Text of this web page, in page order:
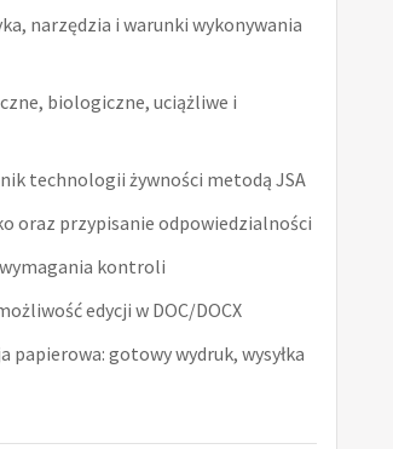
narzędzia i warunki wykonywania
biologiczne, uciążliwe i
technologii żywności metodą JSA
oraz przypisanie odpowiedzialności
kontroli
edycji w DOC/DOCX
gotowy wydruk, wysyłka